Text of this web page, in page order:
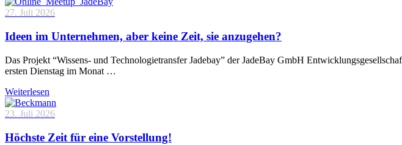
27. Juli 2026
Ideen im Unternehmen, aber keine Zeit, sie anzugehen?
Das Projekt “Wissens- und Technologietransfer Jadebay” der JadeBay GmbH
ersten Dienstag im Monat …
Weiterlesen
23. Juli 2026
Höchste Zeit für eine Vorstellung!